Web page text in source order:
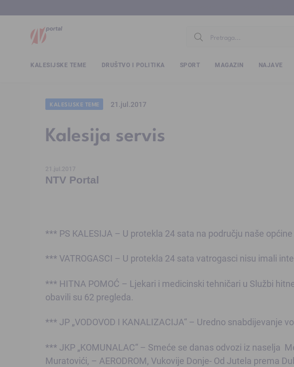
KALESIJSKE TEME DRUŠTVO I POLITIKA SPORT MAGAZIN NAJAVE
KALESIJSKE TEME 21.jul.2017
Kalesija servis
21.jul.2017
NTV Portal
*** PS KALESIJA – U protekla 24 sata na području naše
*** VATROGASCI – U protekla 24 sata vatrogasci nisu imali
*** HITNA POMOĆ – Ljekari i medicinski tehničari u Službi
obavili su 62 pregleda.
*** JP „VODOVOD I KANALIZACIJA“ – Uredno snabdijevanje
*** JKP „KOMUNALAC“ – Smeće se danas odvozi iz naselja
Muratovići, – AERODROM, Vukovije Donje- Od Jutela prema